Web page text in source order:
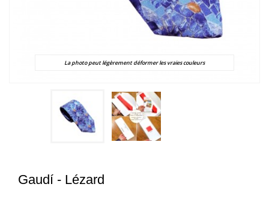
La photo peut légèrement déformer les vraies couleurs
Gaudí - Lézard